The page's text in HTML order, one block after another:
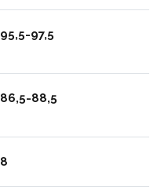
95,5-97,5
86,5-88,5
8